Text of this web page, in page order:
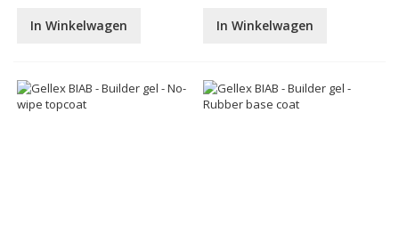
In Winkelwagen In Winkelwagen